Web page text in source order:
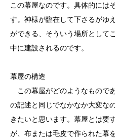
この幕屋なのです。具体的には
す。神様が臨在して下さるがゆ
ができる、そういう場所として
中に建設されるのです。
幕屋の構造
この幕屋がどのようなもので
の記述と同じでなかなか大変な
きたいと思います。幕屋とは要
が、布または毛皮で作られた幕